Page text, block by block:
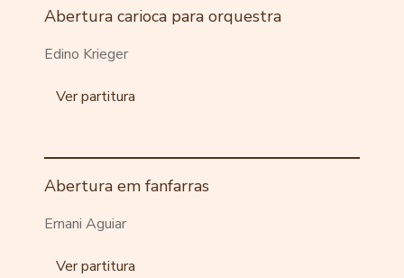
Abertura carioca para orquestra
Edino Krieger
Ver partitura
Abertura em fanfarras
Ernani Aguiar
Ver partitura